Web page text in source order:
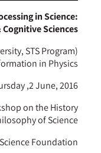
in Science:
Sciences
STS Program)
in Physics
,2 June, 2016
on the History
of Science
Foundation